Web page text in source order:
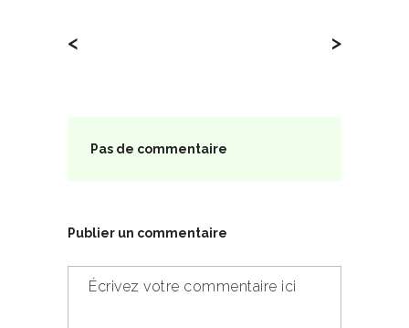
< >
Pas de commentaire
Publier un commentaire